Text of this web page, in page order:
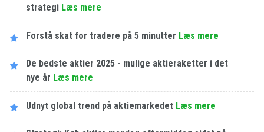
strategi Læs mere
Forstå skat for tradere på 5 minutter Læs mere
De bedste aktier 2025 - mulige aktieraketter i det
nye år Læs mere
Udnyt global trend på aktiemarkedet Læs mere